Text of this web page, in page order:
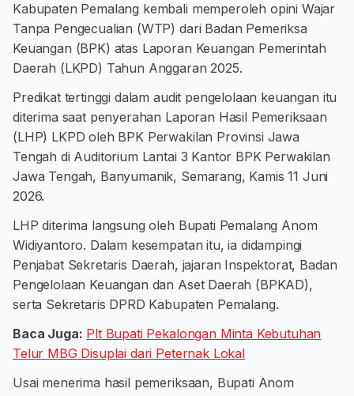
Kabupaten Pemalang kembali memperoleh opini Wajar
Tanpa Pengecualian (WTP) dari Badan Pemeriksa
Keuangan (BPK) atas Laporan Keuangan Pemerintah
Daerah (LKPD) Tahun Anggaran 2025.
Predikat tertinggi dalam audit pengelolaan keuangan itu
diterima saat penyerahan Laporan Hasil Pemeriksaan
(LHP) LKPD oleh BPK Perwakilan Provinsi Jawa
Tengah di Auditorium Lantai 3 Kantor BPK Perwakilan
Jawa Tengah, Banyumanik, Semarang, Kamis 11 Juni
2026.
LHP diterima langsung oleh Bupati Pemalang Anom
Widiyantoro. Dalam kesempatan itu, ia didampingi
Penjabat Sekretaris Daerah, jajaran Inspektorat, Badan
Pengelolaan Keuangan dan Aset Daerah (BPKAD),
serta Sekretaris DPRD Kabupaten Pemalang.
Baca Juga: Plt Bupati Pekalongan Minta Kebutuhan
Telur MBG Disuplai dari Peternak Lokal
Usai menerima hasil pemeriksaan, Bupati Anom